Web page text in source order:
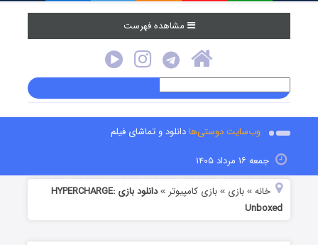
مشاهده فهرست
وب‌سایت دوستی‌هادانلود و تماشای فیلم
جمعه ۱۶ مرداد ۱۴۰۵
خانه »بازی »بازی کامپیوتر »
دانلود بازی HYPERCHARGE:
Unboxed